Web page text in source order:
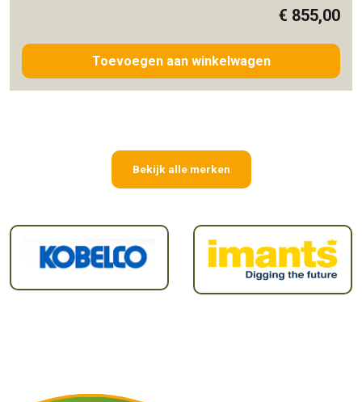
€ 855,00
Toevoegen aan winkelwagen
Bekijk alle merken